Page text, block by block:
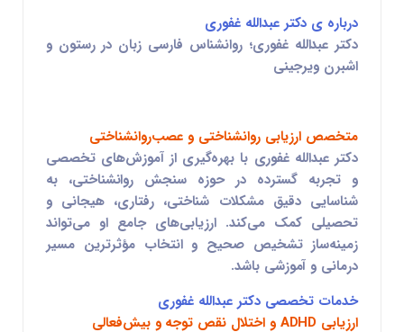
درباره ی دکترعبدالله غفوری
دکتر عبدالله غفوری؛ روانشناس فارسی زبان در رستون و
اشبرن ویرجینی
متخصص ارزیابی روانشناختی و عصب‌روانشناختی
دکتر عبدالله غفوری با بهره‌گیری از آموزش‌های تخصصی
و تجربه گسترده در حوزه سنجش روانشناختی، به
شناسایی دقیق مشکلات شناختی، رفتاری، هیجانی و
تحصیلی کمک می‌کند. ارزیابی‌های جامع او می‌تواند
زمینه‌ساز تشخیص صحیح و انتخاب مؤثرترین مسیر
درمانی و آموزشی باشد.
خدمات تخصصی دکترعبدالله غفوری
ارزیابی ADHD و اختلال نقص توجه و بیش‌فعالی